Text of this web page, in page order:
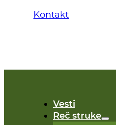
Kontakt
Vesti
Reč struke